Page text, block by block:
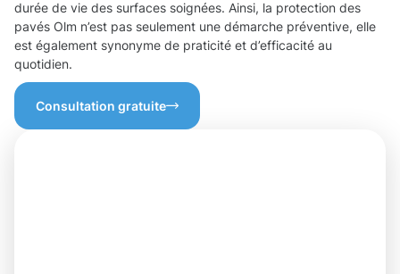
durée de vie des surfaces soignées. Ainsi, la protection des
pavés Olm n’est pas seulement une démarche préventive, elle
est également synonyme de praticité et d’efficacité au
quotidien.
Consultation gratuite